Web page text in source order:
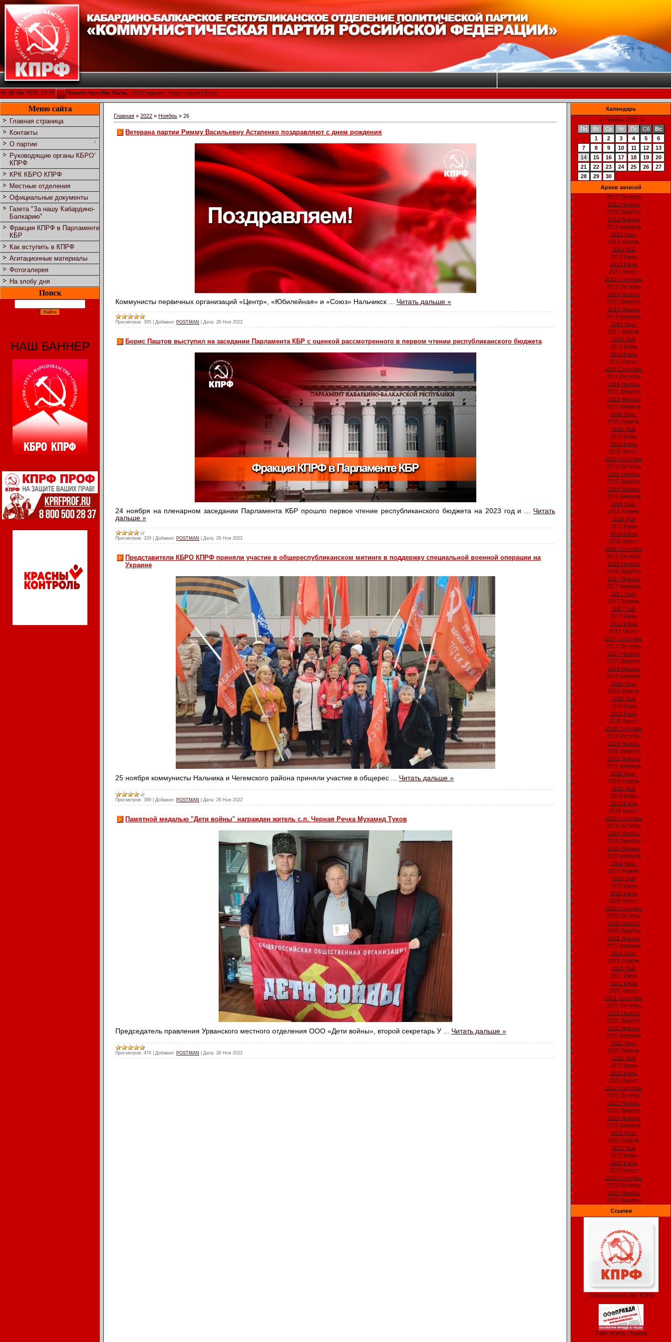
Чт, 06 Авг 2026, 12:37 Приветствую Вас Гость RSSГлавная Регистрация Вход
Меню сайта
Главная страница
Контакты
О партии
Руководящие органы КБРО
КПРФ
КРК КБРО КПРФ
Местные отделения
Официальные документы
Газета "За нашу Кабардино-
Балкарию"
Фракция КПРФ в Парламенте
КБР
Как вступить в КПРФ
Агитационные материалы
Фотогалерея
На злобу дня
Поиск
НАШ БАННЕР
Главная » 2022 » Ноябрь » 26
Ветерана партии Римму Васильевну Астапенко поздравляют с днем рождения
Коммунисты первичных организаций «Центр», «Юбилейная» и «Союз» Нальчикск ... Читать дальше »
Просмотров: 395 Добавил: POSTMAN Дата: 26 Ноя 2022
Борис Паштов выступил на заседании Парламента КБР с оценкой рассмотренного в первом чтении республиканского бюджета
24 ноября на пленарном заседании Парламента КБР прошло первое чтение республиканского бюджета на 2023 год и ... Читать
дальше »
Просмотров: 329 Добавил: POSTMAN Дата: 26 Ноя 2022
Представители КБРО КПРФ приняли участие в общереспубликанском митинге в поддержку специальной военной операции на
Украине
25 ноября коммунисты Нальчика и Чегемского района приняли участие в общерес ... Читать дальше »
Просмотров: 380 Добавил: POSTMAN Дата: 26 Ноя 2022
Памятной медалью "Дети войны" награжден житель с.п. Черная Речка Мухамед Туков
Председатель правления Урванского местного отделения ООО «Дети войны», второй секретарь У ... Читать дальше »
Просмотров: 476 Добавил: POSTMAN Дата: 26 Ноя 2022
Календарь
«
Ноябрь 2022 »
Пн
Вт Ср Чт Пт Сб
Вс
1
2 3 4 5
6
7
8 9 10 11 12
13
14
15 16 17 18 19
20
21
22 23 24 25 26
27
28
29
30
Архив записей
2012 Октябрь
2012 Ноябрь
2012 Декабрь
2013 Январь
2013 Февраль
2013 Март
2013 Апрель
2013 Май
2013 Июнь
2013 Июль
2013 Август
2013 Сентябрь
2013 Октябрь
2013 Ноябрь
2013 Декабрь
2014 Январь
2014 Февраль
2014 Март
2014 Апрель
2014 Май
2014 Июнь
2014 Июль
2014 Август
2014 Сентябрь
2014 Октябрь
2014 Ноябрь
2014 Декабрь
2015 Январь
2015 Февраль
2015 Март
2015 Апрель
2015 Май
2015 Июнь
2015 Июль
2015 Август
2015 Сентябрь
2015 Октябрь
2015 Ноябрь
2015 Декабрь
2016 Январь
2016 Февраль
2016 Март
2016 Апрель
2016 Май
2016 Июнь
2016 Июль
2016 Август
2016 Сентябрь
2016 Октябрь
2016 Ноябрь
2016 Декабрь
2017 Январь
2017 Февраль
2017 Март
2017 Апрель
2017 Май
2017 Июнь
2017 Июль
2017 Август
2017 Сентябрь
2017 Октябрь
2017 Ноябрь
2017 Декабрь
2018 Январь
2018 Февраль
2018 Март
2018 Апрель
2018 Май
2018 Июнь
2018 Июль
2018 Август
2018 Сентябрь
2018 Октябрь
2018 Ноябрь
2018 Декабрь
2019 Январь
2019 Февраль
2019 Март
2019 Апрель
2019 Май
2019 Июнь
2019 Июль
2019 Август
2019 Сентябрь
2019 Октябрь
2019 Ноябрь
2019 Декабрь
2020 Январь
2020 Февраль
2020 Март
2020 Апрель
2020 Май
2020 Июнь
2020 Июль
2020 Август
2020 Сентябрь
2020 Октябрь
2020 Ноябрь
2020 Декабрь
2021 Январь
2021 Февраль
2021 Март
2021 Апрель
2021 Май
2021 Июнь
2021 Июль
2021 Август
2021 Сентябрь
2021 Октябрь
2021 Ноябрь
2021 Декабрь
2022 Январь
2022 Февраль
2022 Март
2022 Апрель
2022 Май
2022 Июнь
2022 Июль
2022 Август
2022 Сентябрь
2022 Октябрь
2022 Ноябрь
2022 Декабрь
2023 Январь
2023 Февраль
2023 Март
2023 Апрель
2023 Май
2023 Июнь
2023 Июль
2023 Август
2023 Сентябрь
2023 Октябрь
2023 Ноябрь
2023 Декабрь
Ссылки
Официальный сайт КПРФ
Сайт газеты Правда